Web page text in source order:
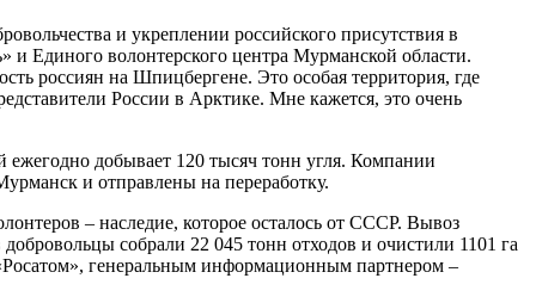
и укреплении российского присутствия в
и Единого волонтерского центра Мурманской области.
россиян на Шпицбергене. Это особая территория, где
России в Арктике. Мне кажется, это очень
ежегодно добывает 120 тысяч тонн угля. Компании
и отправлены на переработку.
– наследие, которое осталось от СССР. Вывоз
собрали 22 045 тонн отходов и очистили 1101 га
генеральным информационным партнером –